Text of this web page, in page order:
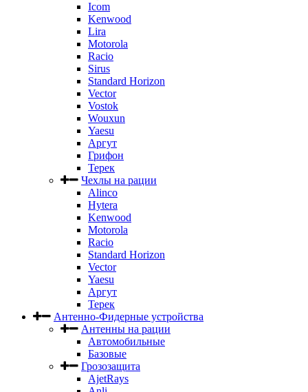
Icom
Kenwood
Lira
Motorola
Racio
Sirus
Standard Horizon
Vector
Vostok
Wouxun
Yaesu
Аргут
Грифон
Терек
Чехлы на рации
Alinco
Hytera
Kenwood
Motorola
Racio
Standard Horizon
Vector
Yaesu
Аргут
Терек
Антенно-Фидерные устройства
Антенны на рации
Автомобильные
Базовые
Грозозащита
AjetRays